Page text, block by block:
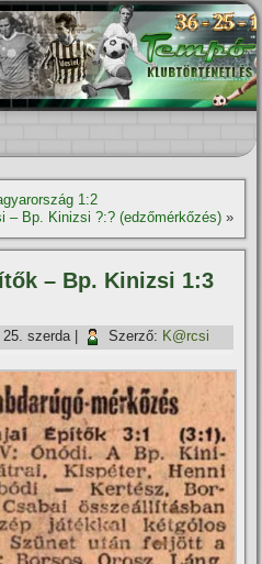
1:2
– Bp. Kinizsi ?:? (edzőmérkőzés)»
– Bp. Kinizsi 1:3
25. szerda| Szerző: K@rcsi